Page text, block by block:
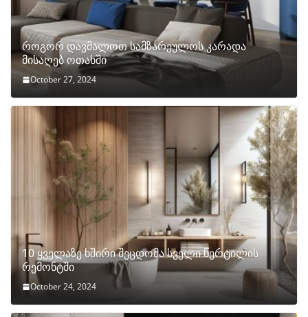
როგორ დავმალოთ სამზარეულოს კარადა
მისაღებ ოთახში
October 27, 2024
10 ყველაზე ხშირი შეცდომა სველი წერტილის
რემონტში
October 24, 2024